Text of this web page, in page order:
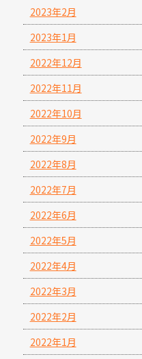
2023年2月
2023年1月
2022年12月
2022年11月
2022年10月
2022年9月
2022年8月
2022年7月
2022年6月
2022年5月
2022年4月
2022年3月
2022年2月
2022年1月